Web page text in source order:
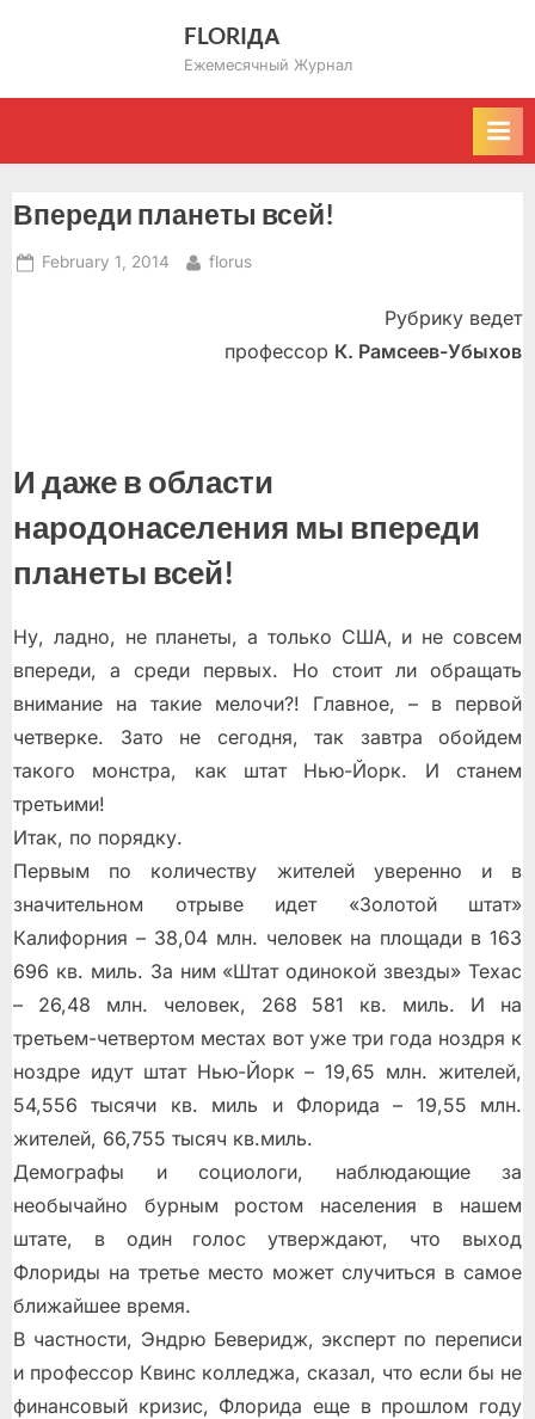
FLORIДА
Ежемесячный Журнал
Впереди планеты всей!
Posted
February 1, 2014 By
florus
Рубрику ведет
профессор К. Рамсеев-Убыхов
И даже в области
народонаселения мы впереди
планеты всей!
Ну, ладно, не планеты, а только США, и не совсем
впереди, а среди первых. Но стоит ли обращать
внимание на такие мелочи?! Главное, – в первой
четверке. Зато не сегодня, так завтра обойдем
такого монстра, как штат Нью-Йорк. И станем
третьими!
Итак, по порядку.
Первым по количеству жителей уверенно и в
значительном отрыве идет «Золотой штат»
Калифорния – 38,04 млн. человек на площади в 163
696 кв. миль. За ним «Штат одинокой звезды» Техас
– 26,48 млн. человек, 268 581 кв. миль. И на
третьем-четвертом местах вот уже три года ноздря к
ноздре идут штат Нью-Йорк – 19,65 млн. жителей,
54,556 тысячи кв. миль и Флорида – 19,55 млн.
жителей, 66,755 тысяч кв.миль.
Демографы и социологи, наблюдающие за
необычайно бурным ростом населения в нашем
штате, в один голос утверждают, что выход
Флориды на третье место может случиться в самое
ближайшее время.
В частности, Эндрю Беверидж, эксперт по переписи
и профессор Квинс колледжа, сказал, что если бы не
финансовый кризис, Флорида еще в прошлом году